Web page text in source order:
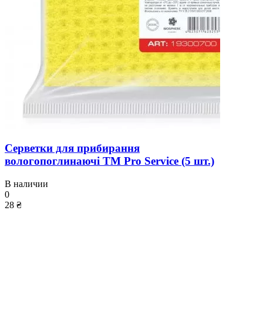
Серветки для прибирання
вологопоглинаючі ТМ Pro Service (5 шт.)
В наличии
0
28 ₴